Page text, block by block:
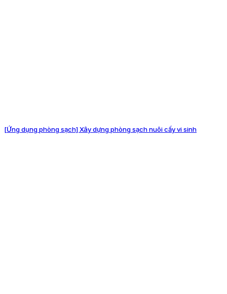
[Ứng dụng phòng sạch] Xây dựng phòng sạch nuôi cấy vi sinh